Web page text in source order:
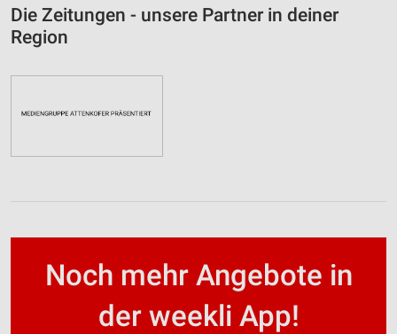
Die Zeitungen - unsere Partner in deiner
Region
Noch mehr Angebote in
der weekli App!